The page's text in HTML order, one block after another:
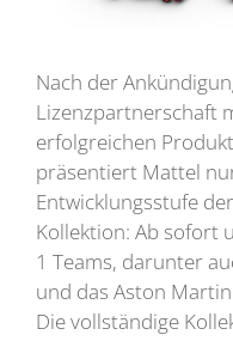
Nach der
Lizenzpartnerschaft
erfolgreichen
präsentiert Mattel
Entwicklungsstufe
Kollektion: Ab sofort
1 Teams, darunter
und das Aston
Die vollständige